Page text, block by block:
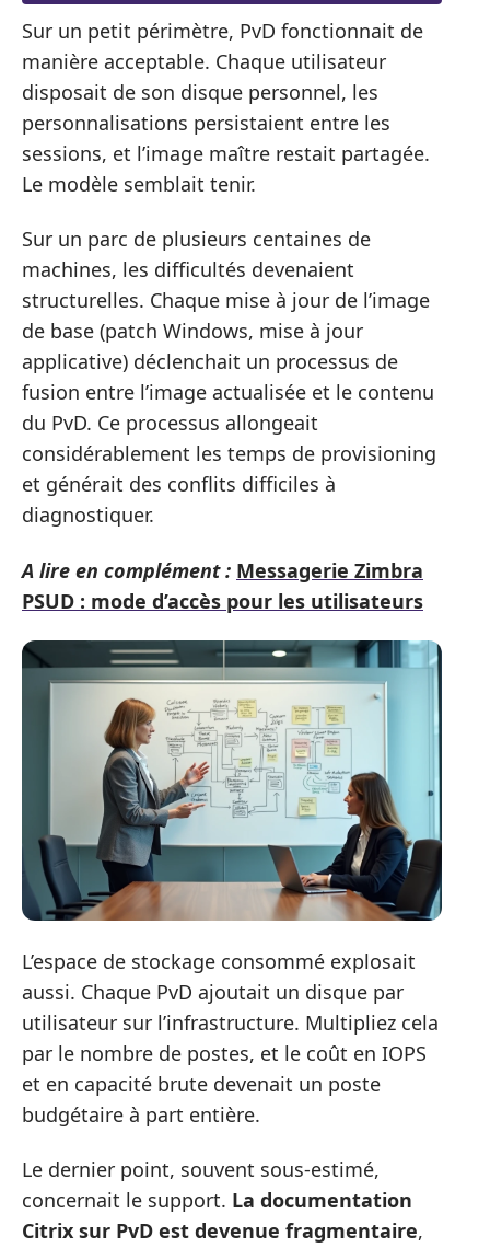
Sur un petit périmètre, PvD fonctionnait de
manière acceptable. Chaque utilisateur
disposait de son disque personnel, les
personnalisations persistaient entre les
sessions, et l’image maître restait partagée.
Le modèle semblait tenir.
Sur un parc de plusieurs centaines de
machines, les difficultés devenaient
structurelles. Chaque mise à jour de l’image
de base (patch Windows, mise à jour
applicative) déclenchait un processus de
fusion entre l’image actualisée et le contenu
du PvD. Ce processus allongeait
considérablement les temps de provisioning
et générait des conflits difficiles à
diagnostiquer.
A lire en complément : Messagerie Zimbra
PSUD : mode d’accès pour les utilisateurs
L’espace de stockage consommé explosait
aussi. Chaque PvD ajoutait un disque par
utilisateur sur l’infrastructure. Multipliez cela
par le nombre de postes, et le coût en IOPS
et en capacité brute devenait un poste
budgétaire à part entière.
Le dernier point, souvent sous-estimé,
concernait le support. La documentation
Citrix sur PvD est devenue fragmentaire,